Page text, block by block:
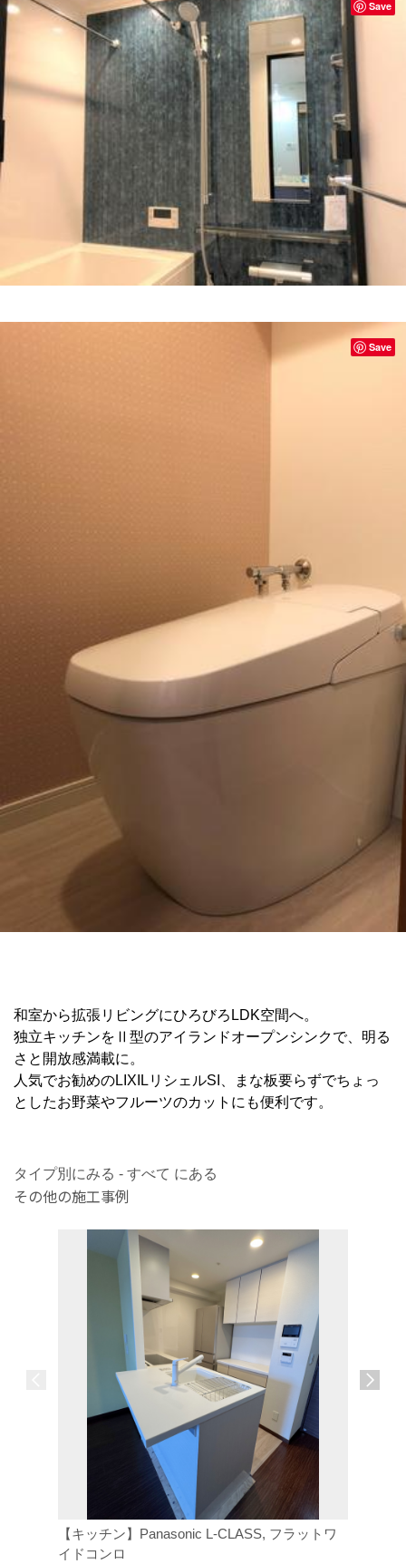
Save
Save
和室から拡張リビングにひろびろLDK空間へ。
独立キッチンをⅡ型のアイランドオープンシンクで、明る
さと開放感満載に。
人気でお勧めのLIXILリシェルSI、まな板要らずでちょっ
としたお野菜やフルーツのカットにも便利です。
タイプ別にみる - すべて にある
その他の施工事例
【キッチン】Panasonic L-CLASS, フラットワ
イドコンロ